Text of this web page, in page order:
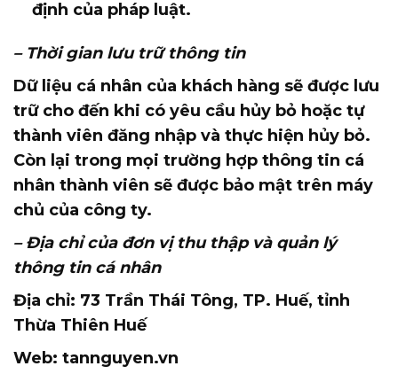
định của pháp luật.
– Thời gian lưu trữ thông tin
Dữ liệu cá nhân của khách hàng sẽ được lưu
trữ cho đến khi có yêu cầu hủy bỏ hoặc tự
thành viên đăng nhập và thực hiện hủy bỏ.
Còn lại trong mọi trường hợp thông tin cá
nhân thành viên sẽ được bảo mật trên máy
chủ của công ty.
– Địa chỉ của đơn vị thu thập và quản lý
thông tin cá nhân
Địa chỉ: 73 Trần Thái Tông, TP. Huế, tỉnh
Thừa Thiên Huế
Web: tannguyen.vn